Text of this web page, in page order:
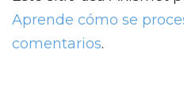
Aprende cómo se
comentarios.